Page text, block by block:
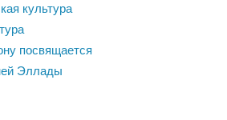
культура
посвящается
Эллады